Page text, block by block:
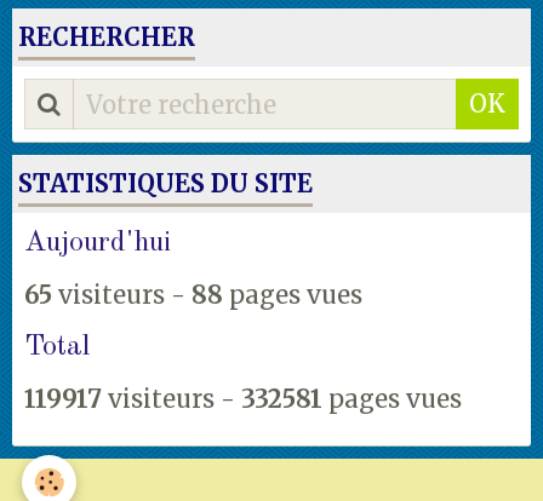
RECHERCHER
OK
STATISTIQUES DU SITE
Aujourd'hui
65 visiteurs - 88 pages vues
Total
119917 visiteurs - 332581 pages vues